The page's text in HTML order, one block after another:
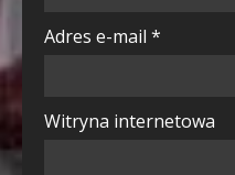
Adres e-mail *
Witryna internetowa